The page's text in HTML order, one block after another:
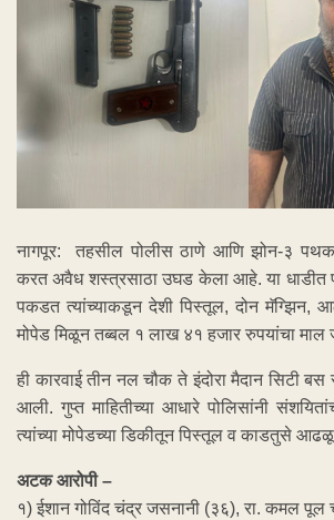
नागपूर: तहसील पोलीस ठाणे आणि झोन-३
करत अवैध शस्त्रसाठा उघड केला आहे. या धाडीत
पकडत त्यांच्याकडून देशी पिस्तूल, दोन मॅग्झिन,
मोपेड मिळून तब्बल १ लाख ४१ हजार रुपयांचा
ही कारवाई तीन नल चौक ते इंदोरा मैदान सिटी बस
आली. गुप्त माहितीच्या आधारे पोलिसांनी
त्यांच्या मोपेडच्या डिकीतून पिस्तूल व काडतुसे
अटक आरोपी –
१) ईशान गोविंद चंद्र जसनानी (३६), रा. कमल पूल